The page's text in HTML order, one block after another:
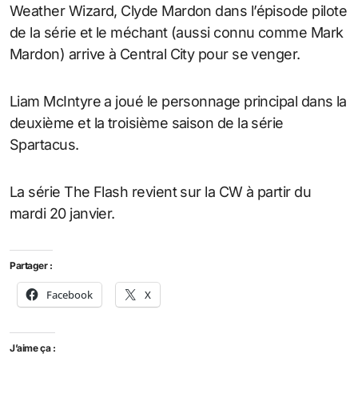
Weather Wizard, Clyde Mardon dans l’épisode pilote
de la série et le méchant (aussi connu comme Mark
Mardon) arrive à Central City pour se venger.
Liam McIntyre a joué le personnage principal dans la
deuxième et la troisième saison de la série
Spartacus.
La série The Flash revient sur la CW à partir du
mardi 20 janvier.
Partager :
Facebook X
J’aime ça :